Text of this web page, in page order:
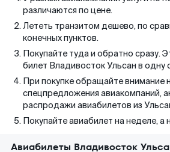
различаются по цене.
Лететь транзитом дешево, по
конечных пунктов.
Покупайте туда и обратно сразу.
билет Владивосток Ульсан в одну
При покупке обращайте внимание
спецпредложения авиакомпаний,
распродажи авиабилетов из
Покупайте авиабилет на неделе, а
Авиабилеты Владивосток